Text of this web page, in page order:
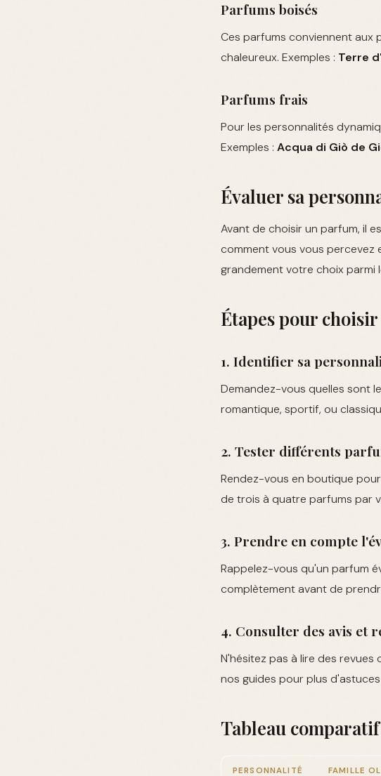
Parfums boisés
Ces parfums conviennent aux
chaleureux. Exemples : Terre
Parfums frais
Pour les personnalités
Exemples : Acqua di Giò de
Évaluer sa
Avant de choisir un parfum, il
comment vous vous percevez
grandement votre choix parmi
Étapes pour
1. Identifier sa
Demandez-vous quelles sont
romantique, sportif, ou
2. Tester différents
Rendez-vous en boutique
de trois à quatre parfums par
3. Prendre en compte
Rappelez-vous qu'un parfum
complètement avant de
4. Consulter des avis et
N'hésitez pas à lire des
nos guides pour plus d'astuces
Tableau
PERSONNALITÉ FAMILLE